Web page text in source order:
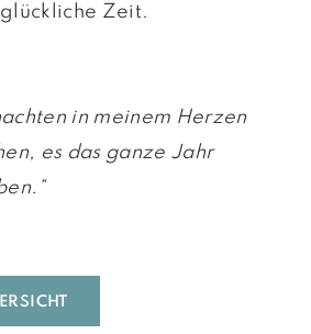
Zeit.
in meinem Herzen
es das ganze Jahr